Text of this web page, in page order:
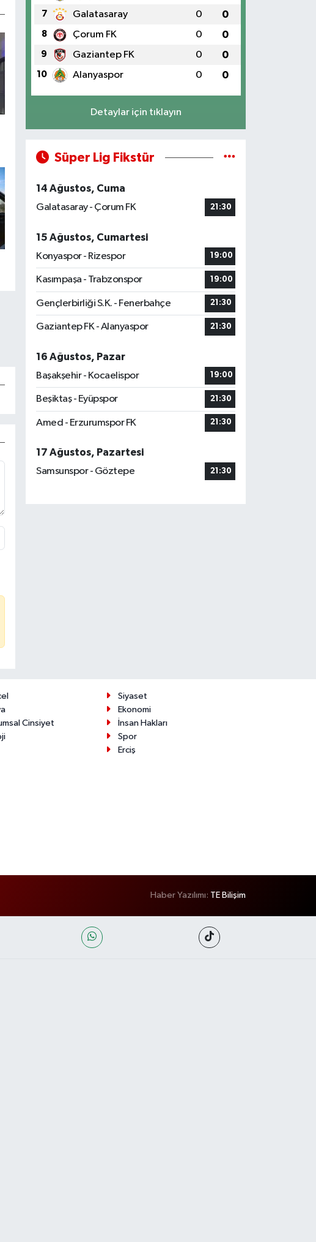
7 Galatasaray 0 0
8 Çorum FK 0 0
9 Gaziantep FK 0 0
10 Alanyaspor 0 0
Detaylar için tıklayın
Süper Lig Fikstür
14 Ağustos, Cuma
Galatasaray - Çorum FK
21:30
15 Ağustos, Cumartesi
Konyaspor - Rizespor
19:00
Kasımpaşa - Trabzonspor 19:00
Gençlerbirliği S.K. - Fenerbahçe 21:30
Gaziantep FK - Alanyaspor 21:30
16 Ağustos, Pazar
Başakşehir - Kocaelispor
19:00
Beşiktaş - Eyüpspor 21:30
Amed - Erzurumspor FK 21:30
17 Ağustos, Pazartesi
Samsunspor - Göztepe
21:30
Siyaset
Ekonomi
Cinsiyet
İnsan Hakları
Spor
Erciş
Haber Yazılımı: TE Bilişim